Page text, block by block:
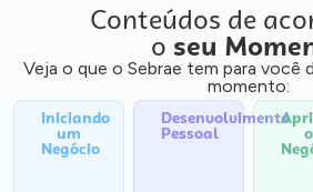
Conteúdos de
o seu
Veja o que o Sebrae tem para você
momento:
Iniciando
um
Negócio
Desenvolvimento
Pessoal o